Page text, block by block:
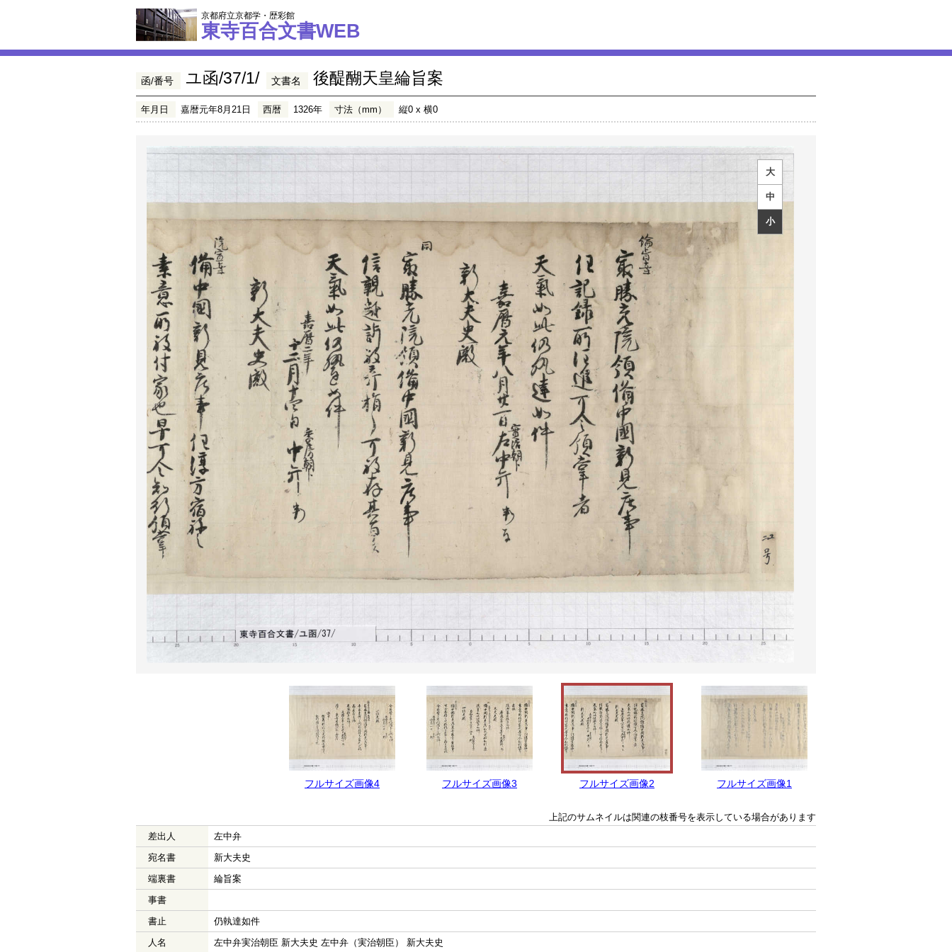
京都府立京都学・歴彩館
東寺百合文書WEB
函/番号 ユ函/37/1/ 文書名 後醍醐天皇綸旨案
年月日 嘉暦元年8月21日 西暦 1326年 寸法（mm） 縦0 x 横0
大
中
小
フルサイズ画像4 フルサイズ画像3 フルサイズ画像2 フルサイズ画像1
上記のサムネイルは関連の枝番号を表示している場合があります
差出人
左中弁
宛名書
新大夫史
端裏書
綸旨案
事書
書止
仍執達如件
人名
左中弁実治朝臣 新大夫史 左中弁（実治朝臣） 新大夫史